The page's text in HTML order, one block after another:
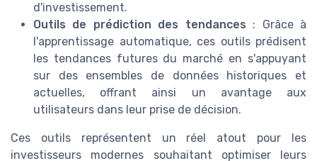
d'investissement.
Outils de prédiction des tendances : Grâce à
l'apprentissage automatique, ces outils prédisent
les tendances futures du marché en s'appuyant
sur des ensembles de données historiques et
actuelles, offrant ainsi un avantage aux
utilisateurs dans leur prise de décision.
Ces outils représentent un réel atout pour les
investisseurs modernes souhaitant optimiser leurs